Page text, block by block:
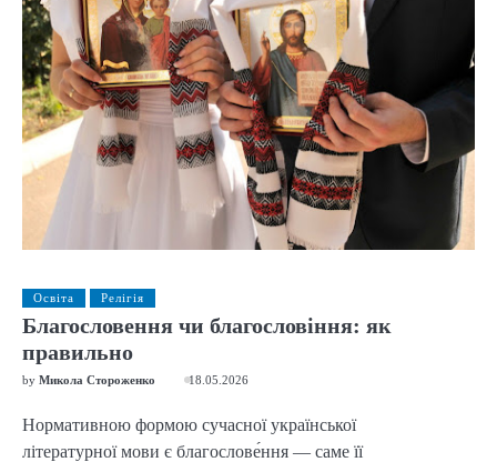
Освіта Релігія
Благословення чи благословіння: як
правильно
by Микола Стороженко 18.05.2026
Нормативною формою сучасної української
літературної мови є благослове́ння — саме її